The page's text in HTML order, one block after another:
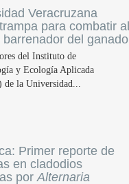
Veracruzana
para combatir al
barrenador del ganado
del Instituto de
y Ecología Aplicada
de la Universidad...
Primer reporte de
en cladodios
porAlternaria